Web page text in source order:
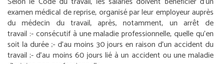
examen médical de reprise, organisé par leur employeur auprès
du médecin du travail, après, notamment, un arrêt de
travail :- consécutif à une maladie professionnelle, quelle qu’en
soit la durée ;- d’au moins 30 jours en raison d’un accident du
travail ;- d’au moins 60 jours lié à un accident ou une maladie